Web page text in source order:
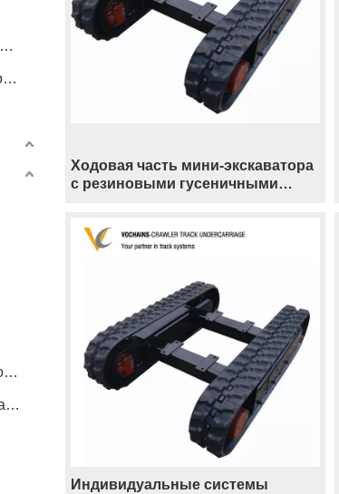
Мини-погрузчик с бортовым поворотом
Многофункциональный вилочный погрузчик
Конечная передача и поворотный двигатель
Гидравлический насос и детали
Ходовая часть мини-экскаватора
с резиновыми гусеничными
буровых установок
Индивидуальные системы